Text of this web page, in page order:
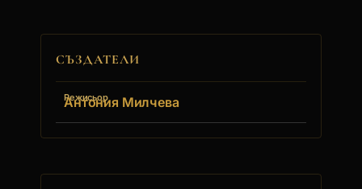
СЪЗДАТЕЛИ
Режисьор
Антония Милчева